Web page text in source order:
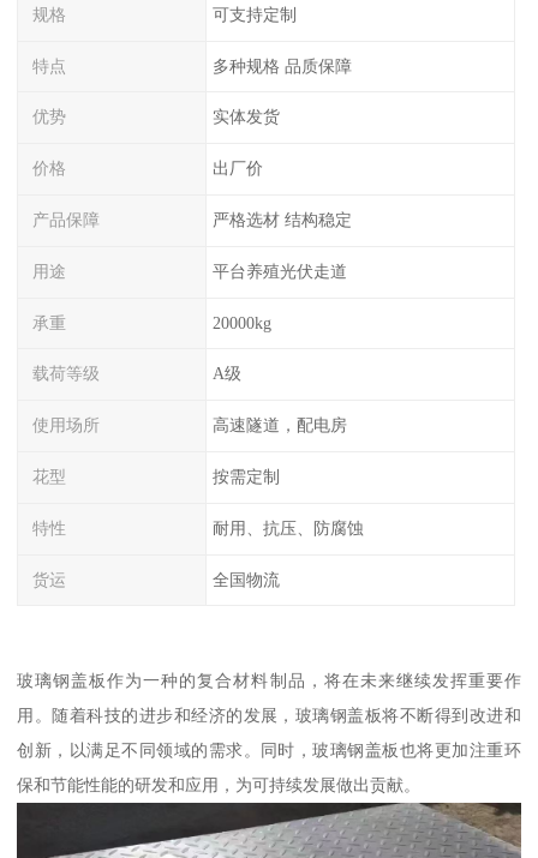
规格 可支持定制
特点 多种规格 品质保障
优势 实体发货
价格 出厂价
产品保障 严格选材 结构稳定
用途 平台养殖光伏走道
承重 20000kg
载荷等级 A级
使用场所 高速隧道，配电房
花型 按需定制
特性 耐用、抗压、防腐蚀
货运 全国物流
玻璃钢盖板作为一种的复合材料制品，将在未来继续发挥重要作
用。随着科技的进步和经济的发展，玻璃钢盖板将不断得到改进和
创新，以满足不同领域的需求。同时，玻璃钢盖板也将更加注重环
保和节能性能的研发和应用，为可持续发展做出贡献。